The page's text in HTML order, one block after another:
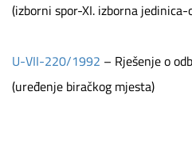
(izborni spor-XI. izborna
U-VII-220/1992 – Rješenje o
(uređenje biračkog mjesta)